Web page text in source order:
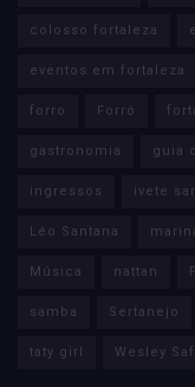
colosso fortaleza
eventos em fortaleza
forro Forró
gastronomia guia
ingressos ivete
Léo Santana
Música nattan
samba Sertanejo
taty girl Wesley